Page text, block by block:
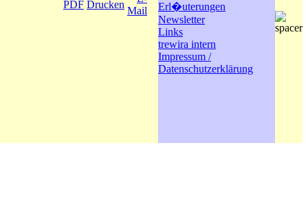
Erl�uterungen
Newsletter
Links
trewira intern
Impressum /
Datenschutzerklärung